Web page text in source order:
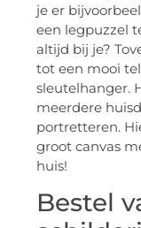
je er
een legpuzzel
altijd bij je?
tot een mooi
sleutelhanger.
meerdere
portretteren.
groot canvas
huis!
Bestel